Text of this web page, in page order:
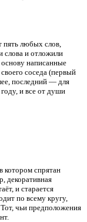
пять любых слов,
слова и отложили
написанные
соседа (первый
последний — для
и все от души
котором спрятан
декоративная
и старается
по всему кругу,
чьи предположения